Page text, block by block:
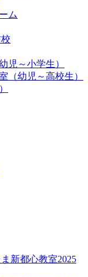
ム
児～小学生）
（幼児～高校生）
新都心教室2025